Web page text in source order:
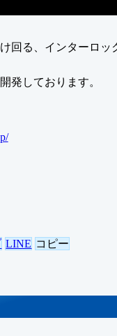
回る、インターロッ
発しております。
LINE コピー